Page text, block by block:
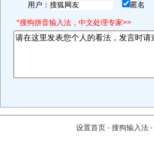
用户： 匿名
*搜狗拼音输入法，中文处理专家>>
设置首页 - 搜狗输入法 -